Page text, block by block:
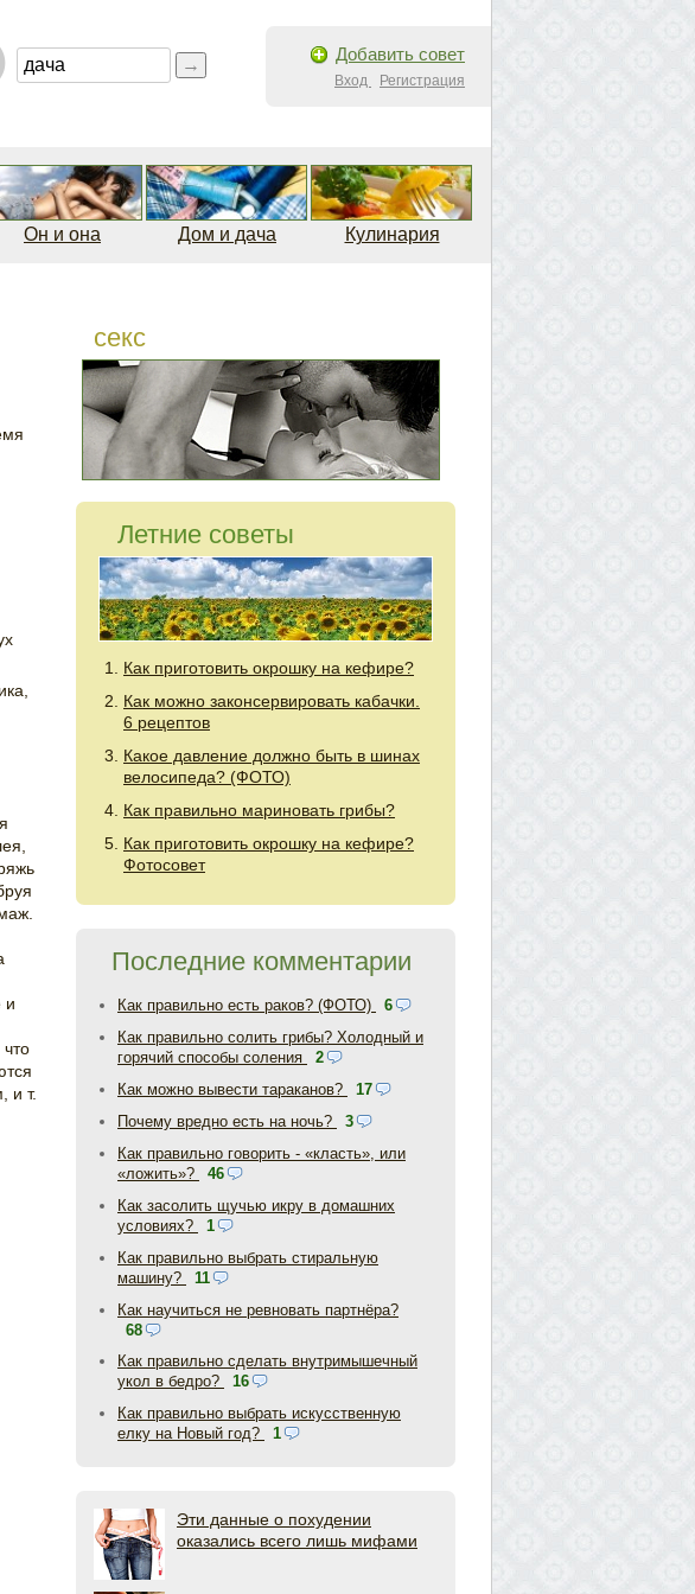
Добавить совет
Вход Регистрация
Он и она Дом и дача Кулинария
и
и т.
секс
Летние советы
Как приготовить окрошку на кефире?
Как можно законсервировать кабачки.
6 рецептов
Какое давление должно быть в шинах
велосипеда? (ФОТО)
Как правильно мариновать грибы?
Как приготовить окрошку на кефире?
Фотосовет
Последние комментарии
Как правильно есть раков? (ФОТО)
6
Как правильно солить грибы? Холодный и
горячий способы соления
2
Как можно вывести тараканов?
17
Почему вредно есть на ночь?
3
Как правильно говорить - «класть», или
«ложить»?
46
Как засолить щучью икру в домашних
условиях?
1
Как правильно выбрать стиральную
машину?
11
Как научиться не ревновать партнёра?
68
Как правильно сделать внутримышечный
укол в бедро?
16
Как правильно выбрать искусственную
елку на Новый год?
1
Эти данные о похудении
оказались всего лишь мифами